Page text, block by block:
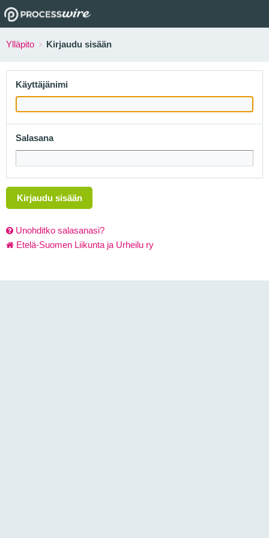
Ylläpito Kirjaudu sisään
Käyttäjänimi
Salasana
Kirjaudu sisään
Unohditko salasanasi?
Etelä-Suomen Liikunta ja Urheilu ry